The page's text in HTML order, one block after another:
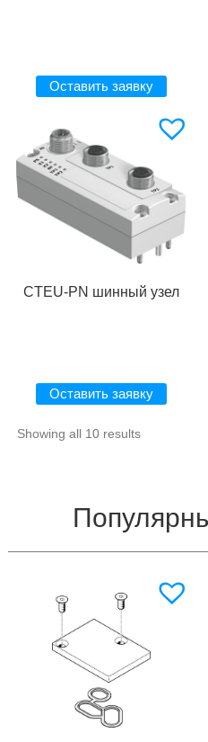
Оставить заявку
CTEU-PN шинный узел
Оставить заявку
Showing all 10 results